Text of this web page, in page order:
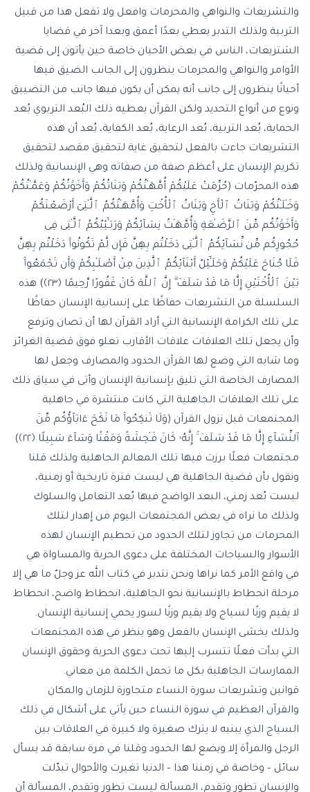
والتشريعات والنواهي والمحرمات وافعل ولا تفعل هذا من قبيل
التربية ولذلك التدبر يعطي بعدًا أعمق وبعدا آخر في قضايا
الشتريعات، الناس في بعض الأحيان خاصة حين يأتون إلى قضية
الأوامر والنواهي والمحرمات ينظرون إلى الجانب الضيق فيها
أحيانًا ينظرون إلى جانب أنه يمكن أن يكون فيها جانب من التضييق
ونوع من أنواع التحديد ولكن القرآن يعطيه ذلك البُعد التربوي بُعد
الحماية، بُعد التربية، بُعد الرعاية، بُعد الكفاية، بُعد أن هذه
التشريعات جاءت بالفعل لتحقيق غاية لتحقيق مقصد لتحقيق
تكريم الإنسان على أعظم صفة من صفاته وهي الإنسانية ولذلك
هذه المحرّمات (حُرِّمَتْ عَلَيْكُمْ أُمَّهَـٰتُكُمْ وَبَنَاتُكُمْ وَأَخَوَٰتُكُمْ وَعَمَّـٰتُكُمْ
وَخَـٰلَـٰتُكُمْ وَبَنَاتُ ٱلْأَخِ وَبَنَاتُ ٱلْأُخْتِ وَأُمَّهَـٰتُكُمُ ٱلَّـٰتِىٓ أَرْضَعْنَكُمْ
وَأَخَوَٰتُكُم مِّنَ ٱلرَّضَـٰعَةِ وَأُمَّهَـٰتُ نِسَآئِكُمْ وَرَبَـٰٓئِبُكُمُ ٱلَّـٰتِى فِى
حُجُورِكُم مِّن نِّسَآئِكُمُ ٱلَّـٰتِى دَخَلْتُم بِهِنَّ فَإِن لَّمْ تَكُونُوا۟ دَخَلْتُم بِهِنَّ
فَلَا جُنَاحَ عَلَيْكُمْ وَحَلَـٰٓئِلُ أَبْنَآئِكُمُ ٱلَّذِينَ مِنْ أَصْلَـٰبِكُمْ وَأَن تَجْمَعُوا۟
بَيْنَ ٱلْأُخْتَيْنِ إِلَّا مَا قَدْ سَلَفَ ۗ إِنَّ ٱللَّهَ كَانَ غَفُورًا رَّحِيمًا ﴿٢٣﴾) هذه
السلسلة من التشريعات حفاظًا على إنسانية الإنسان حفاظًا
على تلك الكرامة الإنسانية التي أراد القرآن لها أن تصان وترفع
وأن يجعل تلك العلاقات علاقات الأقارب تعلو فوق قضية الغرائز
وما شابه التي وضع لها القرآن الحدود والمصارف وجعل لها
المصارف الخاصة التي تليق بإنسانية الإنسان وأتى في سياق ذلك
على تلك العلاقات الجاهلية التي كانت منتشرة في جاهلية
المجتمعات قبل نزول القرآن (وَلَا تَنكِحُوا۟ مَا نَكَحَ ءَابَآؤُكُم مِّنَ
ٱلنِّسَآءِ إِلَّا مَا قَدْ سَلَفَ ۚ إِنَّهُۥ كَانَ فَـٰحِشَةً وَمَقْتًا وَسَآءَ سَبِيلًا ﴿٢٢﴾)
مجتمعات فعلًا برزت فيها تلك المعالم الجاهلية ولذلك قلنا
ونقول بأن قضية الجاهلية هي ليست فترة تاريخية أو زمنية،
ليست بُعد زمني، البعد الواضح فيها بُعد التعامل والسلوك
ولذلك ما نراه في بعض المجتمعات اليوم من إهدار لتلك
المحرمات من تجاوز لتلك الحدود من تحطيم الإنسان لهذه
الأسوار والسياجات المختلفة على دعوى الحرية والمساواة هي
في واقع الأمر كما نراها ونحن نتدبر في كتاب الله عز وجلّ ما هي إلا
مرحلة انحطاط بالإنسانية نحو الجاهلية، انحطاط واضح، انحطاط
لا يقيم وزنًا لسياج ولا يقيم وزنًا لسور يحمي إنسانية الإنسان.
ولذلك يخشى الإنسان بالفعل وهو ينظر في هذه المجتمعات
التي بدأت فعلًا تتسرب إليها تحت دعوى الحرية وحقوق الإنسان
الممارسات الجاهلية بكل ما تحمل الكلمة من معاني.
قوانين وتشريعات سورة النساء متجاوزة للزمان والمكان
والقرآن العظيم في سورة النساء حين يأتي على أشكال في ذلك
السياج الذي يبنيه لا يترك صغيرة ولا كبيرة في العلاقات بين
الرجل والمرأة إلا ويضع لها الحدود وقلنا في مرة سابقة قد يسأل
سائل – وخاصة في زمننا هذا – الدنيا تغيرت والأحوال تبدّلت
والإنسان تطور وتقدم، المسألة ليست تطور وتقدم، المسألة أن